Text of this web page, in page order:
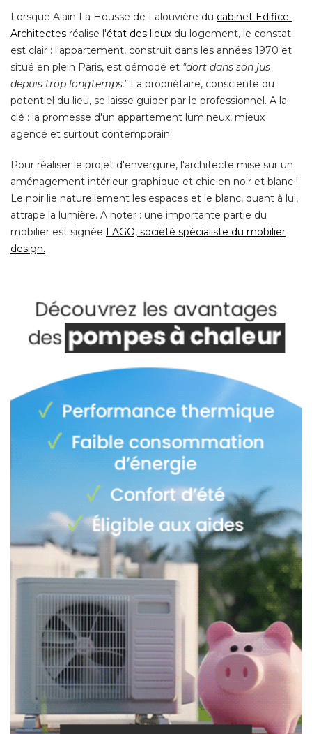
Lorsque Alain La Housse de Lalouvière du cabinet Edifice-
Architectes réalise l'état des lieux du logement, le constat
est clair : l'appartement, construit dans les années 1970 et
situé en plein Paris, est démodé et "dort dans son jus
depuis trop longtemps." La propriétaire, consciente du
potentiel du lieu, se laisse guider par le professionnel. A la
clé : la promesse d'un appartement lumineux, mieux
agencé et surtout contemporain.
Pour réaliser le projet d'envergure, l'architecte mise sur un
aménagement intérieur graphique et chic en noir et blanc !
Le noir lie naturellement les espaces et le blanc, quant à lui,
attrape la lumière. A noter : une importante partie du
mobilier est signée LAGO, société spécialiste du mobilier
design.